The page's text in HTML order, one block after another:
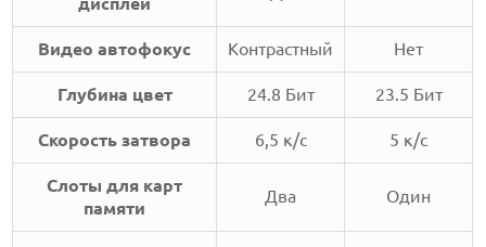
Видео автофокус Контрастный Нет
Глубина цвет 24.8 Бит 23.5 Бит
Скорость затвора 6,5 к/с 5 к/с
Слоты для карт
памяти
Два Один